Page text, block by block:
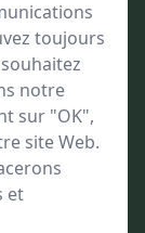
toujours
notre
sur "OK",
site Web.
et